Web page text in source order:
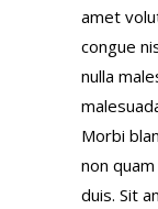
amet
congue
nulla
Morbi
non
duis. Sit